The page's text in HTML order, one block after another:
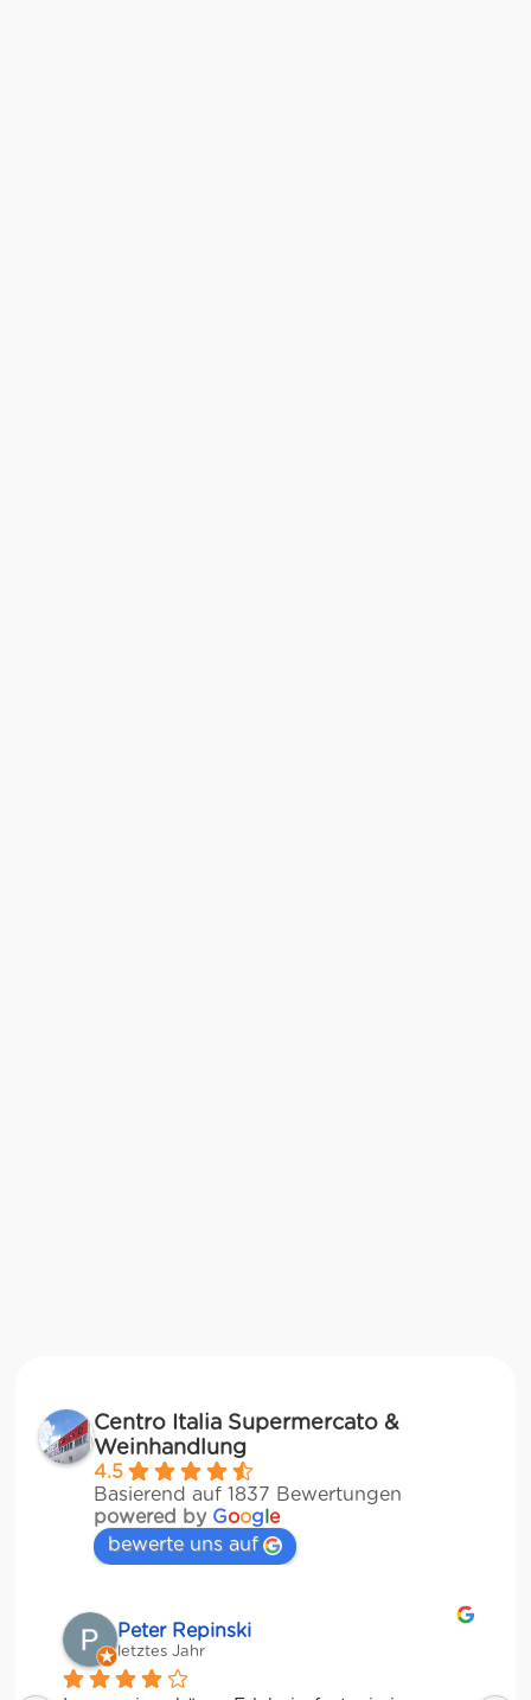
Centro Italia Supermercato &
Weinhandlung
4.5
Basierend auf 1837 Bewertungen
powered by Google
bewerte uns auf
Matze
letztes Jahr